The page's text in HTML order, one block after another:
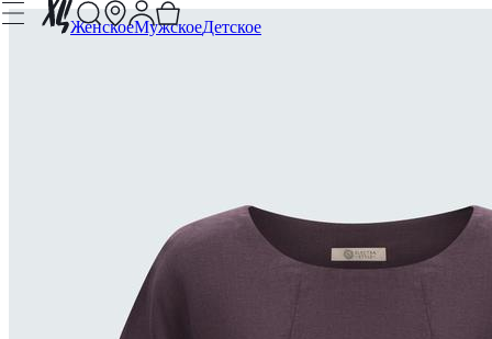
ЖенскоеМужскоеДетское